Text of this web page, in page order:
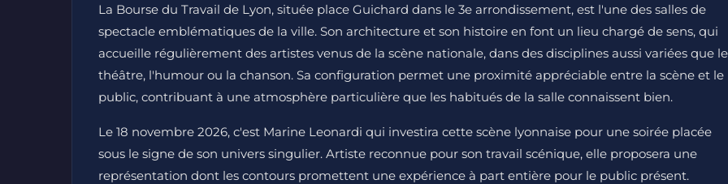
La Bourse du Travail de Lyon, située place Guichard dans le 3e arrondissement, est l'une des salles de
spectacle emblématiques de la ville. Son architecture et son histoire en font un lieu chargé de sens, qui
accueille régulièrement des artistes venus de la scène nationale, dans des disciplines aussi variées que le
théâtre, l'humour ou la chanson. Sa configuration permet une proximité appréciable entre la scène et le
public, contribuant à une atmosphère particulière que les habitués de la salle connaissent bien.
Le 18 novembre 2026, c'est Marine Leonardi qui investira cette scène lyonnaise pour une soirée placée
sous le signe de son univers singulier. Artiste reconnue pour son travail scénique, elle proposera une
représentation dont les contours promettent une expérience à part entière pour le public présent.